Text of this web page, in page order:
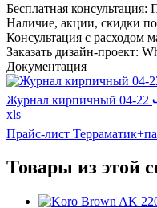
Бесплатная консультация:
Наличие, акции, скидки
Консультация с расходом
Заказать дизайн-проект:
Документация
Журнал кирпичный 04-22
xls
Прайс-лист
Товары из этой